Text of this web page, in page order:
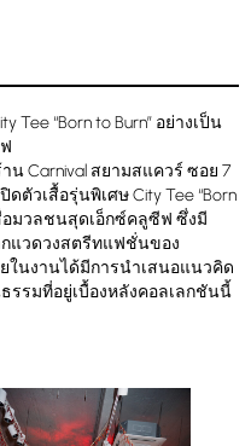
Tee “Born to Burn” อย่างเป็น
น Carnival สยามสแควร์ ซอย 7
ตัวเสื้อรุ่นพิเศษ City Tee “Born
อมวลชนสุดเอ็กซ์คลูซีฟ ซึ่งมี
แวดวงสตรีทแฟชั่นของ
ในงานได้มีการนำเสนอแนวคิด
รมที่อยู่เบื้องหลังคอลเลกชันนี้